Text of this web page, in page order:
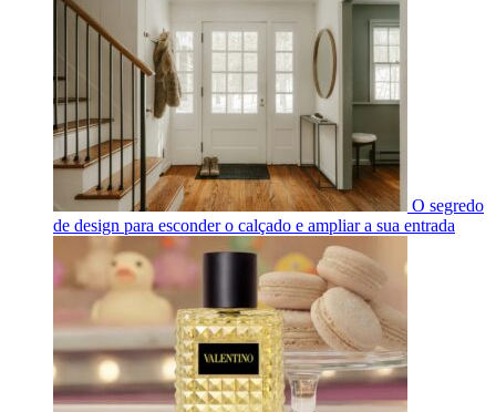
O segredo
de design para esconder o calçado e ampliar a sua entrada